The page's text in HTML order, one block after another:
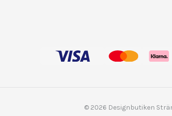
© 2026 Designbutiken